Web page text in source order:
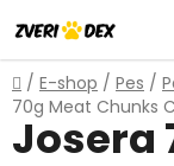
na
obsah
Domů
/ E-shop / Pes /
70g Meat Chunks
Josera